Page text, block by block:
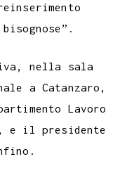
nella sala
a Catanzaro,
Lavoro
e il presidente